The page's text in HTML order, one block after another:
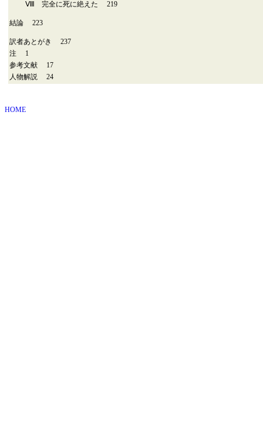
Ⅷ 完全に死に絶えた 219
結論 223
訳者あとがき 237
注 1
参考文献 17
人物解説 24
HOME